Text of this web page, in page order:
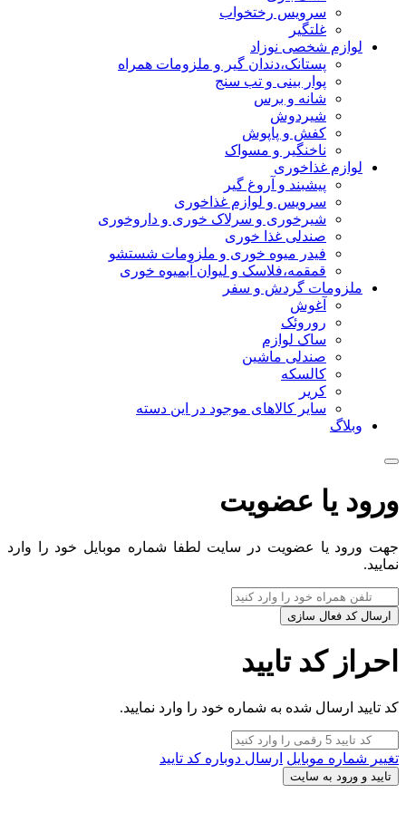
سرویس رختخواب
غلتگیر
لوازم شخصی نوزاد
پستانک،دندان گیر و ملزومات همراه
پوار بینی و تب سنج
شانه و برس
شیردوش
کفش و پاپوش
ناخنگیر و مسواک
لوازم غذاخوری
پیشبند و آروغ گیر
سرویس و لوازم غذاخوری
شیرخوری و سرلاک خوری و داروخوری
صندلی غذا خوری
فیدر میوه خوری و ملزومات شستشو
قمقمه،فلاسک و لیوان آبمیوه خوری
ملزومات گردش و سفر
آغوش
روروئک
ساک لوازم
صندلی ماشین
کالسکه
کریر
سایر کالاهای موجود در این دسته
وبلاگ
ورود یا عضویت
جهت ورود یا عضویت در سایت لطفا شماره موبایل خود را وارد
نمایید.
ارسال کد فعال سازی
احراز کد تایید
کد تایید ارسال شده به شماره خود را وارد نمایید.
تغییر شماره موبایل ارسال دوباره کد تایید
تایید و ورود به سایت